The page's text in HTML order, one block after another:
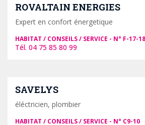
ROVALTAIN ENERGIES
Expert en confort énergetique
HABITAT / CONSEILS / SERVICE F-17-
04 75 85 80 99
SAVELYS
éléctricien, plombier
HABITAT / CONSEILS / SERVICE C9-10